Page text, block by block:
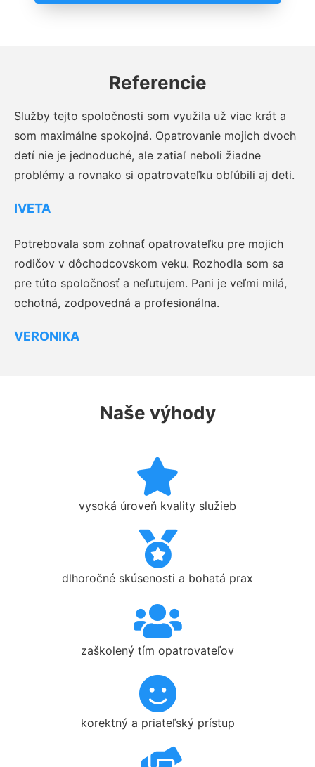
Referencie
Služby tejto spoločnosti som využila už viac krát a
som maximálne spokojná. Opatrovanie mojich dvoch
detí nie je jednoduché, ale zatiaľ neboli žiadne
problémy a rovnako si opatrovateľku obľúbili aj deti.
IVETA
Potrebovala som zohnať opatrovateľku pre mojich
rodičov v dôchodcovskom veku. Rozhodla som sa
pre túto spoločnosť a neľutujem. Pani je veľmi milá,
ochotná, zodpovedná a profesionálna.
VERONIKA
Naše výhody
vysoká úroveň kvality služieb
dlhoročné skúsenosti a bohatá prax
zaškolený tím opatrovateľov
korektný a priateľský prístup